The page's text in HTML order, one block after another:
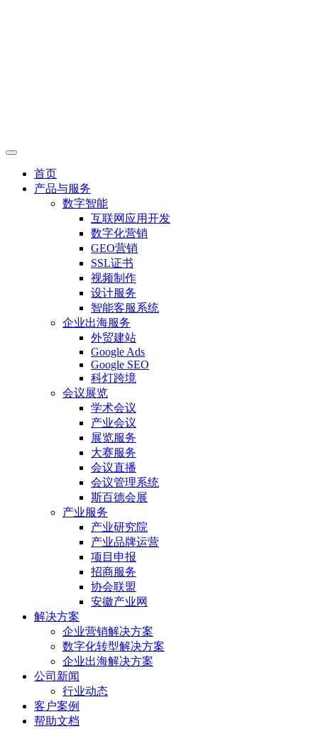
首页
产品与服务
数字智能
互联网应用开发
数字化营销
GEO营销
SSL证书
视频制作
设计服务
智能客服系统
企业出海服务
外贸建站
Google Ads
Google SEO
科灯跨境
会议展览
学术会议
产业会议
展览服务
大赛服务
会议直播
会议管理系统
斯百德会展
产业服务
产业研究院
产业品牌运营
项目申报
招商服务
协会联盟
安徽产业网
解决方案
企业营销解决方案
数字化转型解决方案
企业出海解决方案
公司新闻
行业动态
客户案例
帮助文档